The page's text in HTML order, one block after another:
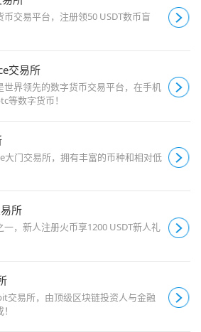
币交易平台，注册领50 USDT数币盲
交易所
世界领先的数字货币交易平台，在手机
等数字货币！
大门交易所，拥有丰富的币种和相对低
所
一，新人注册火币享1200 USDT新人礼
交易所，由顶级区块链投资人与金融